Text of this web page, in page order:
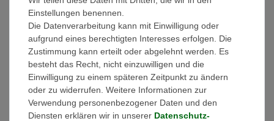
Strangsammelboxen. Hohe Schutzart mit IP65, hohe
Eingangsspannung (max. 1000V). Möglichkeit der externen
Ansteuerung der internen NA-Schutz Relais.
Überspannungsschutz auf der AC und DC-Seite vom Typ 2
integriert.
AC-Netzanschluss mit oder ohne Neutralleiter möglich.
Einfache Kommunikation (Daisy Chain) über 2-fach LAN
Schnittstelle (RJ 45) mit integriertem Switch. Bewährte
Kommunikation via RS485 Bus serienmäßig integriert.
Einstellungen benennen.
Die Datenverarbeitung kann mit Einwilligung oder
aufgrund eines berechtigten Interesses erfolgen. Die
Zustimmung kann erteilt oder abgelehnt werden. Es
besteht das Recht, nicht einzuwilligen und die
Einwilligung zu einem späteren Zeitpunkt zu ändern
oder zu widerrufen. Weitere Informationen zur
Verwendung personenbezogener Daten und den
Diensten erklären wir in unserer Daten­schutz­